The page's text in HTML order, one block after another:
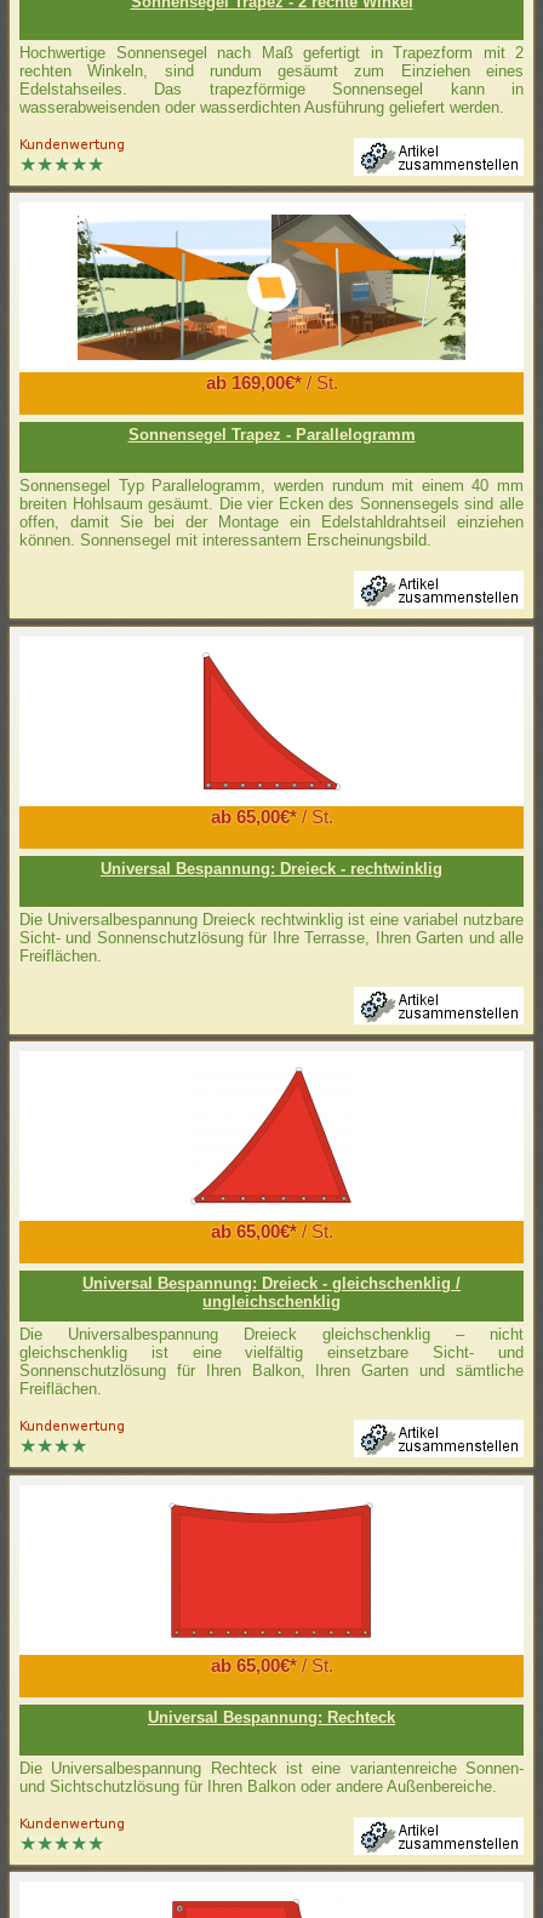
Hochwertige Sonnensegel nach Maß gefertigt in Trapezform mit 2
rechten Winkeln, sind rundum gesäumt zum Einziehen eines
Edelstahseiles. Das trapezförmige Sonnensegel kann in
wasserabweisenden oder wasserdichten Ausführung geliefert werden.
ab 169,00€*/ St.
Sonnensegel Trapez - Parallelogramm
Sonnensegel Typ Parallelogramm, werden rundum mit einem 40 mm
breiten Hohlsaum gesäumt. Die vier Ecken des Sonnensegels sind alle
offen, damit Sie bei der Montage ein Edelstahldrahtseil einziehen
können. Sonnensegel mit interessantem Erscheinungsbild.
ab 65,00€*/ St.
Universal Bespannung: Dreieck - rechtwinklig
Die Universalbespannung Dreieck rechtwinklig ist eine variabel nutzbare
Sicht- und Sonnenschutzlösung für Ihre Terrasse, Ihren Garten und alle
Freiflächen.
ab 65,00€*/ St.
Universal Bespannung: Dreieck - gleichschenklig /
ungleichschenklig
Die Universalbespannung Dreieck gleichschenklig – nicht
gleichschenklig ist eine vielfältig einsetzbare Sicht- und
Sonnenschutzlösung für Ihren Balkon, Ihren Garten und sämtliche
Freiflächen.
ab 65,00€*/ St.
Universal Bespannung: Rechteck
Die Universalbespannung Rechteck ist eine variantenreiche Sonnen-
und Sichtschutzlösung für Ihren Balkon oder andere Außenbereiche.